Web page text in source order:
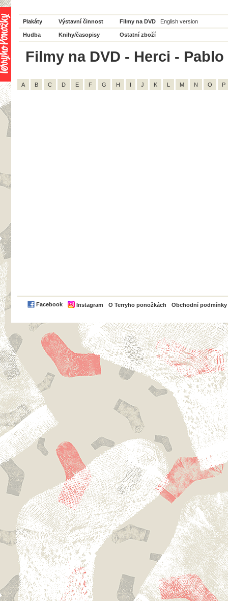
Plakáty Výstavní činnost Filmy na DVD English version
Hudba Knihy/časopisy Ostatní zboží
Filmy na DVD - Herci -
A B C D E F G H I J K L M N O P
Facebook Instagram O Terryho ponožkách Obchodní podmínky
PayPal